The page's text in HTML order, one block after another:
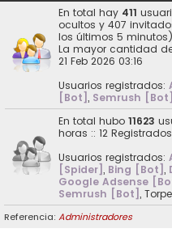
En total hay 411
ocultos y 407
los últimos 5 minutos)
La mayor cantidad
21 Feb 2026 03:16
Usuarios registrados:
[Bot], Semrush [Bot]
En total hubo 11623
horas :: 12
Usuarios registrados:
[Spider], Bing [Bot],
Google Adsense
Semrush [Bot],
Referencia: Administradores